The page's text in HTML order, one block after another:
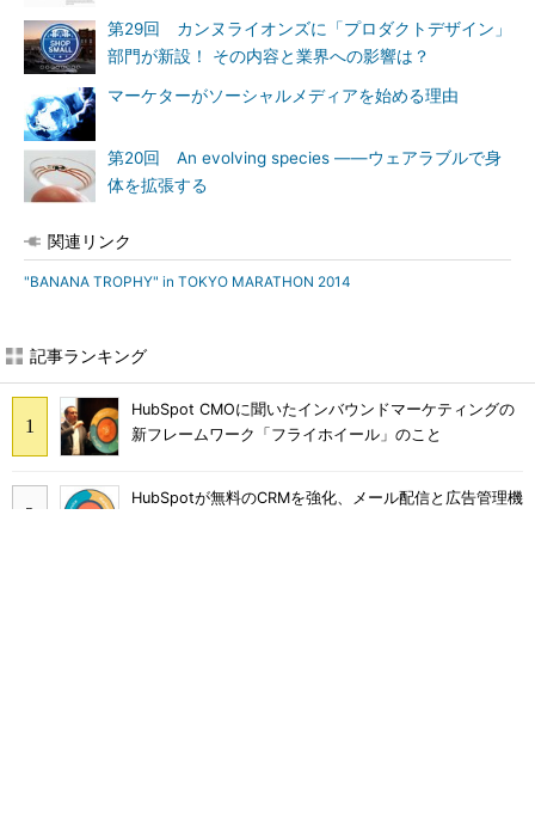
第29回 カンヌライオンズに「プロダクトデザイン」
部門が新設！ その内容と業界への影響は？
マーケターがソーシャルメディアを始める理由
第20回 An evolving species ――ウェアラブルで身
体を拡張する
関連リンク
"BANANA TROPHY" in TOKYO MARATHON 2014
記事ランキング
HubSpot CMOに聞いたインバウンドマーケティングの
新フレームワーク「フライホイール」のこと
HubSpotが無料のCRMを強化、メール配信と広告管理機